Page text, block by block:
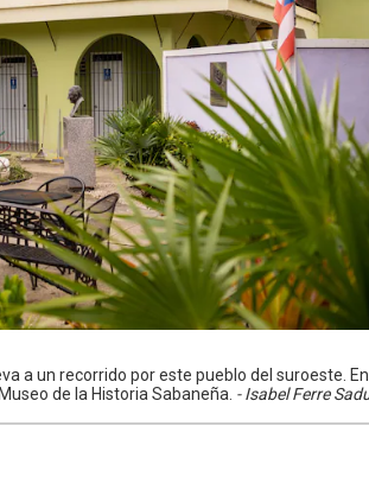
a un recorrido por este pueblo del suroeste.
de la Historia Sabaneña. - Isabel Ferre